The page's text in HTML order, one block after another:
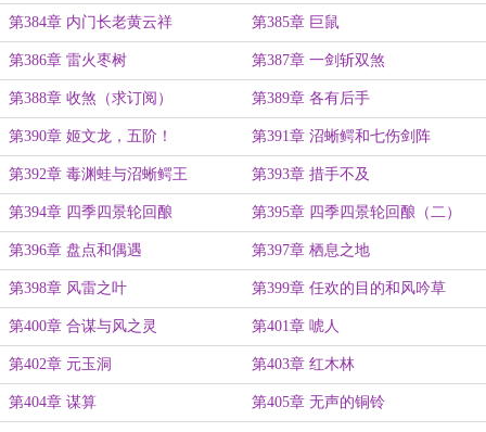
第384章 内门长老黄云祥 第385章 巨鼠
第386章 雷火枣树 第387章 一剑斩双煞
第388章 收煞（求订阅） 第389章 各有后手
第390章 姬文龙，五阶！ 第391章 沼蜥鳄和七伤剑阵
第392章 毒渊蛙与沼蜥鳄王 第393章 措手不及
第394章 四季四景轮回酿 第395章 四季四景轮回酿（二）
第396章 盘点和偶遇 第397章 栖息之地
第398章 风雷之叶 第399章 任欢的目的和风吟草
第400章 合谋与风之灵 第401章 唬人
第402章 元玉洞 第403章 红木林
第404章 谋算 第405章 无声的铜铃